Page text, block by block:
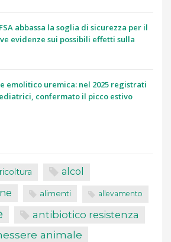
abbassa la soglia di sicurezza per il
evidenze sui possibili effetti sulla
emolitico uremica: nel 2025 registrati
confermato il picco estivo
alcol
alimenti allevamento
antibiotico resistenza
animale